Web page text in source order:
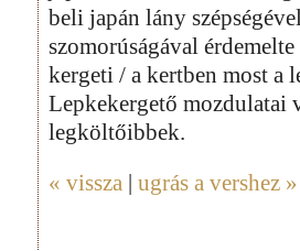
beli japán lány
szomorúságával
kergeti / a kertben most a
Lepkekergető mozdulatai
legköltőibbek.
« vissza | ugrás a vershez »